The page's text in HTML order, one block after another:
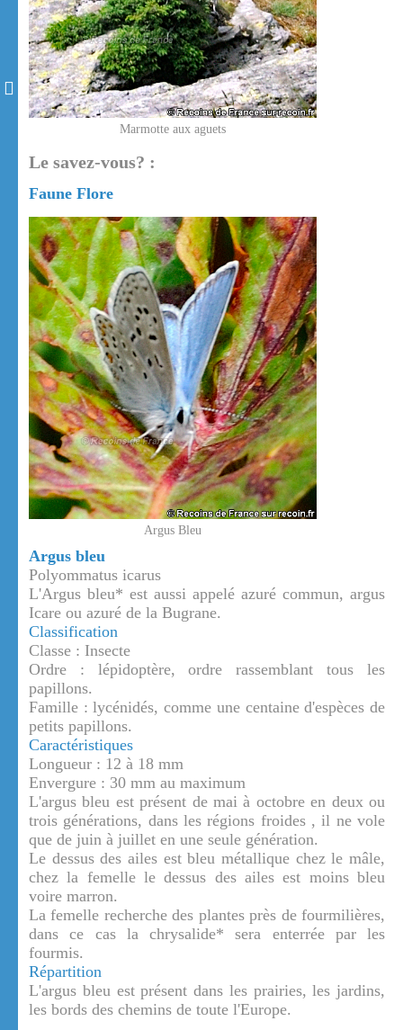
Marmotte aux aguets
Le savez-vous? :
Faune Flore
Argus Bleu
Argus bleu
Polyommatus icarus
L'Argus bleu* est aussi appelé azuré commun, argus
Icare ou azuré de la Bugrane.
Classification
Classe : Insecte
Ordre : lépidoptère, ordre rassemblant tous les
papillons.
Famille : lycénidés, comme une centaine d'espèces de
petits papillons.
Caractéristiques
Longueur : 12 à 18 mm
Envergure : 30 mm au maximum
L'argus bleu est présent de mai à octobre en deux ou
trois générations, dans les régions froides , il ne vole
que de juin à juillet en une seule génération.
Le dessus des ailes est bleu métallique chez le mâle,
chez la femelle le dessus des ailes est moins bleu
voire marron.
La femelle recherche des plantes près de fourmilières,
dans ce cas la chrysalide* sera enterrée par les
fourmis.
Répartition
L'argus bleu est présent dans les prairies, les jardins,
les bords des chemins de toute l'Europe.